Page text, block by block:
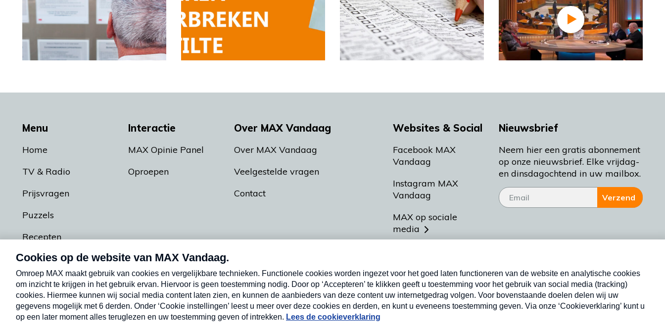
Menu
Home
TV & Radio
Prijsvragen
Puzzels
Recepten
Podcasts
Interactie
MAX Opinie Panel
Oproepen
Over MAX Vandaag
Over MAX Vandaag
Veelgestelde vragen
Contact
Websites & Social
Facebook MAX
Vandaag
Instagram MAX
Vandaag
MAX op sociale
media
Meldpunt Actueel
Heel Holland Bakt
Nieuwsbrief
Neem hier een gratis abonnement
op onze nieuwsbrief. Elke vrijdag-
en dinsdagochtend in uw mailbox.
Verzend
Nieuwsbrief
Neem hier een gratis abonnement op onze